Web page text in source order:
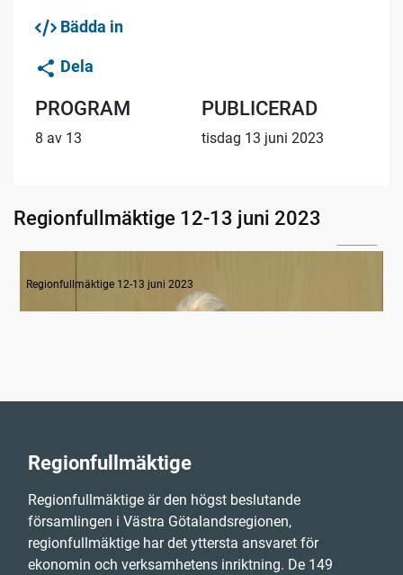
Bädda in
Dela
PROGRAM
8 av 13
PUBLICERAD
tisdag 13 juni 2023
Regionfullmäktige 12-13 juni 2023
Regionfullmäktige 12-13 juni 2023
Regionfullmäktige
Regionfullmäktige är den högst beslutande
församlingen i Västra Götalandsregionen,
regionfullmäktige har det yttersta ansvaret för
ekonomin och verksamhetens inriktning. De 149